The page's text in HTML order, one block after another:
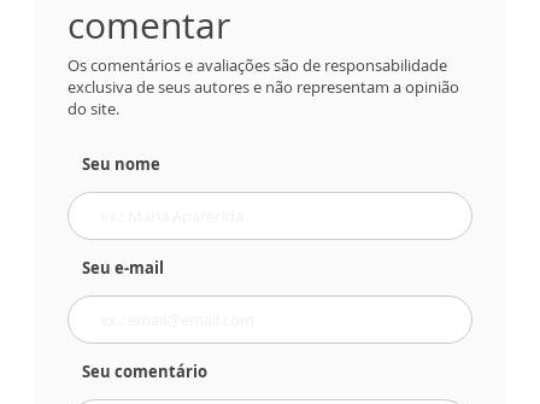
comentar
Os comentários e avaliações são de responsabilidade
exclusiva de seus autores e não representam a opinião
do site.
Seu nome
Seu e-mail
Seu comentário